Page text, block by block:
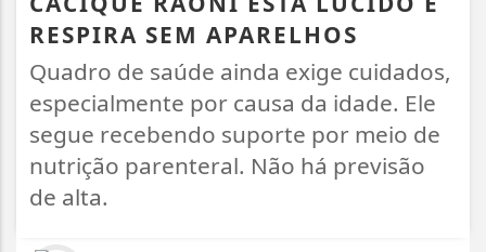
RESPIRA SEM APARELHOS
Quadro de saúde ainda exige cuidados,
especialmente por causa da idade. Ele
segue recebendo suporte por meio de
nutrição parenteral. Não há previsão
de alta.